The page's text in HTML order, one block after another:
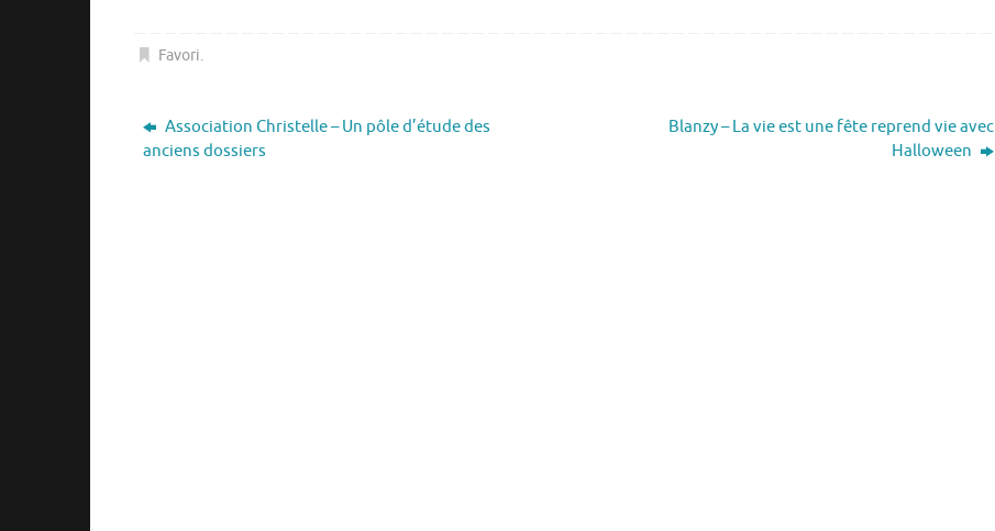
Favori.
Association Christelle – Un pôle d’étude des
anciens dossiers
Blanzy – La vie est une fête reprend vie avec
Halloween